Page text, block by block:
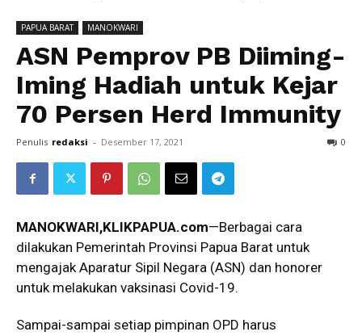
PAPUA BARAT MANOKWARI
ASN Pemprov PB Diiming-
Iming Hadiah untuk Kejar
70 Persen Herd Immunity
Penulis redaksi - Desember 17, 2021 0
MANOKWARI,KLIKPAPUA.com—Berbagai cara
dilakukan Pemerintah Provinsi Papua Barat untuk
mengajak Aparatur Sipil Negara (ASN) dan honorer
untuk melakukan vaksinasi Covid-19.
Sampai-sampai setiap pimpinan OPD harus